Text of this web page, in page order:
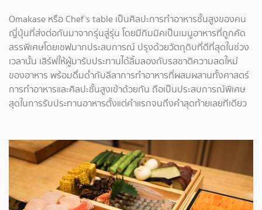
Omakase หรือ Chef’s table เป็นศิลปะการทำอาหารชั้นสูงของคน
ญี่ปุ่นที่ส่งต่อกันมาจากรุ่นสู่รุ่น โดยมีกิมมิคเป็นเมนูอาหารที่ถูกคัด
สรรพิเศษโดยเชฟมากประสบการณ์ ปรุงด้วยวัตถุดิบที่ดีที่สุดในช่วง
เวลานั้น เสิร์ฟให้ผู้มารับประทานได้ลิ้มลองกับรสชาติความสดใหม่
ของอาหาร พร้อมดื่มด่ำกับลีลาการทำอาหารที่ผสมผสานทั้งศาสตร์
การทำอาหารและศิลปะชั้นสูงเข้าด้วยกัน ถือเป็นประสบการณ์พิเศษ
สุดในการรับประทานอาหารตั้งแต่คำแรกจนถึงคำสุดท้ายเลยทีเดียว